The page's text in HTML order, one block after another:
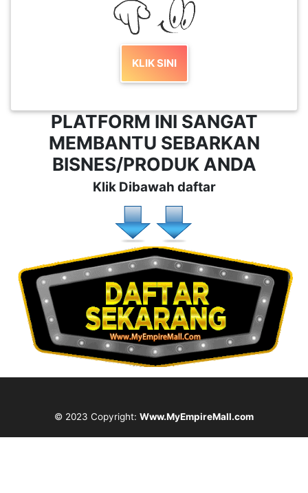
KLIK SINI
PLATFORM INI SANGAT
MEMBANTU SEBARKAN
BISNES/PRODUK ANDA
Klik Dibawah daftar
© 2023 Copyright: Www.MyEmpireMall.com